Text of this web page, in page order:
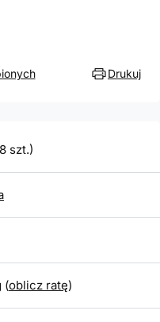
Drukuj
szt.)
(oblicz ratę)